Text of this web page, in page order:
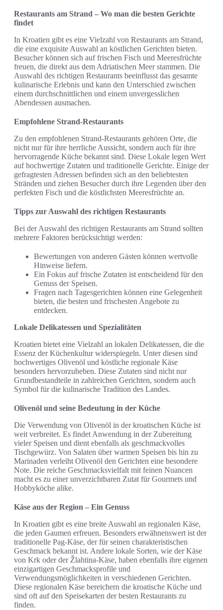
Restaurants am Strand – Wo man die besten Gerichte
findet
In Kroatien gibt es eine Vielzahl von Restaurants am Strand,
die eine exquisite Auswahl an köstlichen Gerichten bieten.
Besucher können sich auf frischen Fisch und Meeresfrüchte
freuen, die direkt aus dem Adriatischen Meer stammen. Die
Auswahl des richtigen Restaurants beeinflusst das gesamte
kulinarische Erlebnis und kann den Unterschied zwischen
einem durchschnittlichen und einem unvergesslichen
Abendessen ausmachen.
Empfohlene Strand-Restaurants
Zu den empfohlenen Strand-Restaurants gehören Orte, die
nicht nur für ihre herrliche Aussicht, sondern auch für ihre
hervorragende Küche bekannt sind. Diese Lokale legen Wert
auf hochwertige Zutaten und traditionelle Gerichte. Einige der
gefragtesten Adressen befinden sich an den beliebtesten
Stränden und ziehen Besucher durch ihre Legenden über den
perfekten Fisch und die köstlichsten Meeresfrüchte an.
Tipps zur Auswahl des richtigen Restaurants
Bei der Auswahl des richtigen Restaurants am Strand sollten
mehrere Faktoren berücksichtigt werden:
Bewertungen von anderen Gästen können wertvolle
Hinweise liefern.
Ein Fokus auf frische Zutaten ist entscheidend für den
Genuss der Speisen.
Fragen nach Tagesgerichten können eine Gelegenheit
bieten, die besten und frischesten Angebote zu
entdecken.
Lokale Delikatessen und Spezialitäten
Kroatien bietet eine Vielzahl an lokalen Delikatessen, die die
Essenz der Küchenkultur widerspiegeln. Unter diesen sind
hochwertiges Olivenöl und köstliche regionale Käse
besonders hervorzuheben. Diese Zutaten sind nicht nur
Grundbestandteile in zahlreichen Gerichten, sondern auch
Symbol für die kulinarische Tradition des Landes.
Olivenöl und seine Bedeutung in der Küche
Die Verwendung von Olivenöl in der kroatischen Küche ist
weit verbreitet. Es findet Anwendung in der Zubereitung
vieler Speisen und dient ebenfalls als geschmackvolles
Tischgewürz. Von Salaten über warmen Speisen bis hin zu
Marinaden verleiht Olivenöl den Gerichten eine besondere
Note. Die reiche Geschmacksvielfalt mit feinen Nuancen
macht es zu einer unverzichtbaren Zutat für Gourmets und
Hobbyköche alike.
Käse aus der Region – Ein Genuss
In Kroatien gibt es eine breite Auswahl an regionalen Käse,
die jeden Gaumen erfreuen. Besonders erwähnenswert ist der
traditionelle Pag-Käse, der für seinen charakteristischen
Geschmack bekannt ist. Andere lokale Sorten, wie der Käse
von Krk oder der Žlahtina-Käse, haben ebenfalls ihre eigenen
einzigartigen Geschmacksprofile und
Verwendungsmöglichkeiten in verschiedenen Gerichten.
Diese regionalen Käse bereichern die kroatische Küche und
sind oft auf den Speisekarten der besten Restaurants zu
finden.